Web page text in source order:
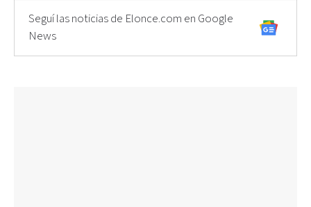
Seguí las noticias de Elonce.com en Google
News